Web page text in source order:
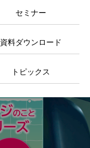
セミナー
資料ダウンロード
トピックス